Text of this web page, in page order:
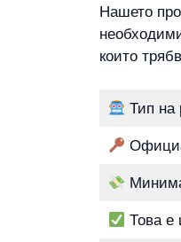
Нашето
които
Тип на
Това е